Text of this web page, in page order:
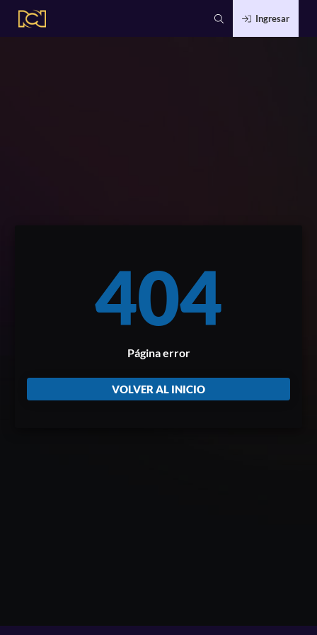
Ingresar
404
Página error
VOLVER AL INICIO